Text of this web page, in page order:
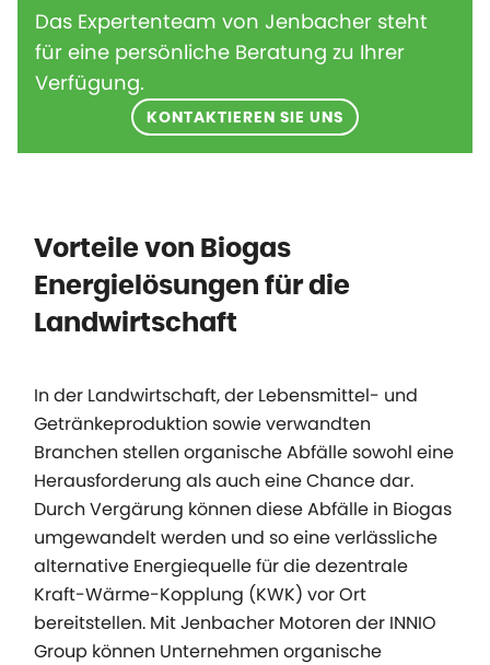
Das Expertenteam von Jenbacher steht
für eine persönliche Beratung zu Ihrer
Verfügung.
KONTAKTIEREN SIE UNS
Vorteile von Biogas
Energielösungen für die
Landwirtschaft
In der Landwirtschaft, der Lebensmittel- und
Getränkeproduktion sowie verwandten
Branchen stellen organische Abfälle sowohl eine
Herausforderung als auch eine Chance dar.
Durch Vergärung können diese Abfälle in Biogas
umgewandelt werden und so eine verlässliche
alternative Energiequelle für die dezentrale
Kraft-Wärme-Kopplung (KWK) vor Ort
bereitstellen. Mit Jenbacher Motoren der INNIO
Group können Unternehmen organische